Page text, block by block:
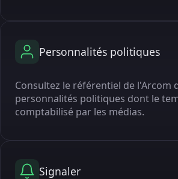
Personnalités politiques
Consultez le référentiel de l'Arcom
personnalités politiques dont le
comptabilisé par les médias.
Signaler